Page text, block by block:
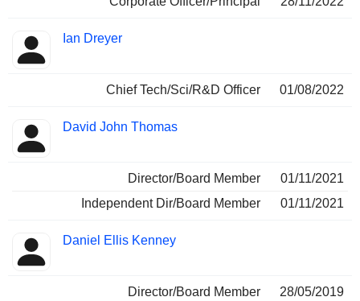
Ian Dreyer
Chief Tech/Sci/R&D Officer 01/08/2022
David John Thomas
Director/Board Member
01/11/2021
Independent Dir/Board Member
01/11/2021
Daniel Ellis Kenney
Director/Board Member 28/05/2019